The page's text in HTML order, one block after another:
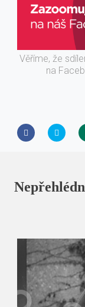
Věříme, že
na